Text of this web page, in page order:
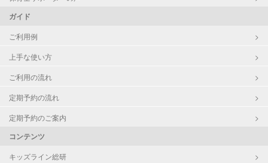
ガイド
ご利用例
上手な使い方
ご利用の流れ
定期予約の流れ
定期予約のご案内
コンテンツ
キッズライン総研